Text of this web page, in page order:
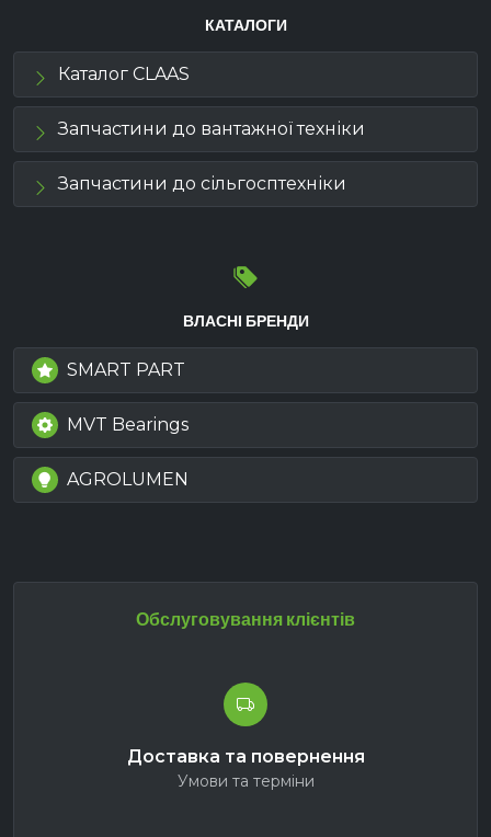
КАТАЛОГИ
Каталог CLAAS
Запчастини до вантажної техніки
Запчастини до сільгосптехніки
ВЛАСНІ БРЕНДИ
SMART PART
MVT Bearings
AGROLUMEN
Обслуговування клієнтів
Доставка та повернення
Умови та терміни